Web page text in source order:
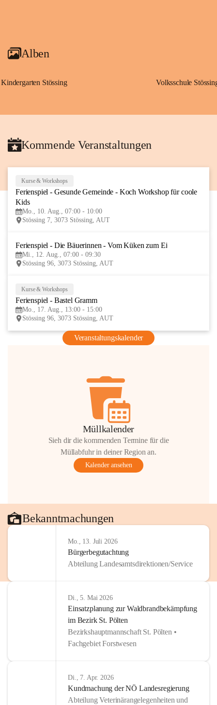
Alben
Kindergarten Stössing Volksschule
Kommende Veranstaltungen
AUG
Kurse & Workshops
Ferienspiel - Gesunde Gemeinde - Koch Workshop für coole
Kids
Mo., 10. Aug., 07:00 - 10:00
Stössing 7, 3073 Stössing, AUT
Ferienspiel - Die Bäuerinnen - Vom Küken zum Ei
Mi., 12. Aug., 07:00 - 09:30
Stössing 96, 3073 Stössing, AUT
Kurse & Workshops
Ferienspiel - Bastel Gramm
Mo., 17. Aug., 13:00 - 15:00
Stössing 96, 3073 Stössing, AUT
Veranstaltungskalender
Müllkalender
Sieh dir die kommenden Termine für die
Müllabfuhr in deiner Region an.
Kalender ansehen
Bekanntmachungen
Mo., 13. Juli 2026
Bürgerbegutachtung
Abteilung Landesamtsdirektionen/Service
Di., 5. Mai 2026
Einsatzplanung zur Waldbrandbekämpfung
im Bezirk St. Pölten
Bezirkshauptmannschaft St. Pölten •
Fachgebiet Forstwesen
Di., 7. Apr. 2026
Kundmachung der NÖ Landesregierung
Abteilung Veterinärangelegenheiten und